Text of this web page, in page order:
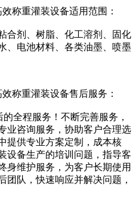
效称重灌装设备适用范围：
合剂、树脂、化工溶剂、固化
、电池材料、各类油墨、喷墨
效称重灌装设备售后服务：
全程服务！不断完善服务，
业咨询服务，协助客户合理选
提供专业方案定制，成本核
设备生产的培训问题，指导客
身维护服务，为客户长期使用
团队，快速响应并解决问题，